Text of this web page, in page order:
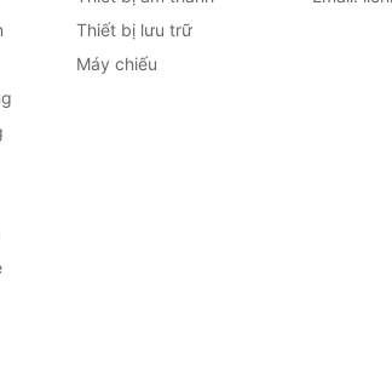
Thiết bị lưu trữ
Máy chiếu